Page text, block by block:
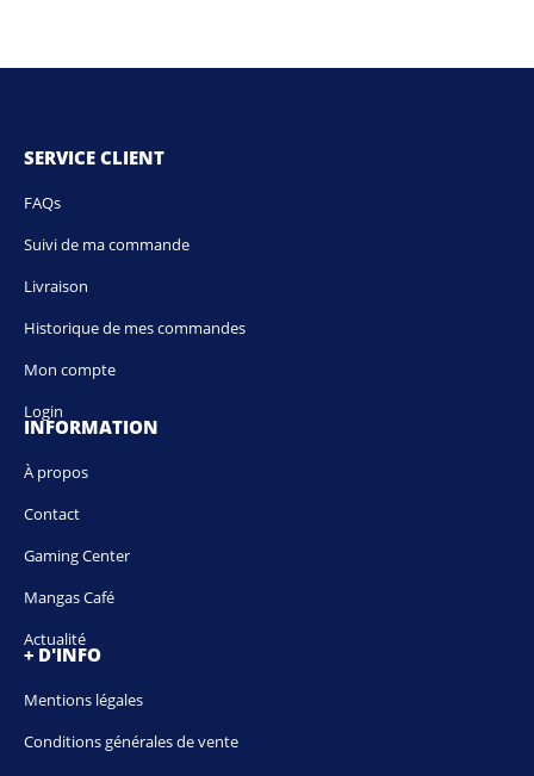
SERVICE CLIENT
FAQs
Suivi de ma commande
Livraison
Historique de mes commandes
Mon compte
Login
INFORMATION
À propos
Contact
Gaming Center
Mangas Café
Actualité
+ D'INFO
Mentions légales
Conditions générales de vente